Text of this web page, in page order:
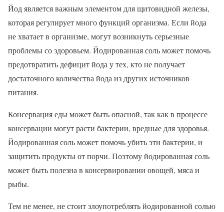
Йод является важным элементом для щитовидной железы,
которая регулирует много функций организма. Если йода
не хватает в организме, могут возникнуть серьезные
проблемы со здоровьем. Йодированная соль может помочь
предотвратить дефицит йода у тех, кто не получает
достаточного количества йода из других источников
питания.
Консервация еды может быть опасной, так как в процессе
консервации могут расти бактерии, вредные для здоровья.
Йодированная соль может помочь убить эти бактерии, и
защитить продукты от порчи. Поэтому йодированная соль
может быть полезна в консервировании овощей, мяса и
рыбы.
Тем не менее, не стоит злоупотреблять йодированной солью